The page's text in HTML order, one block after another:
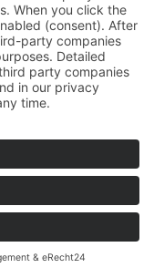
auf der
ein
Ihnen die
Widerruf
Daten
zur
Zweck für die